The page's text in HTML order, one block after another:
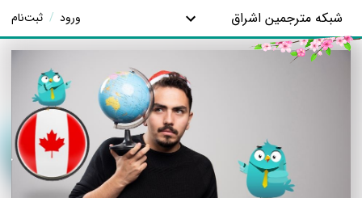
شبکه مترجمین اشراق ورود / ثبت‌نام